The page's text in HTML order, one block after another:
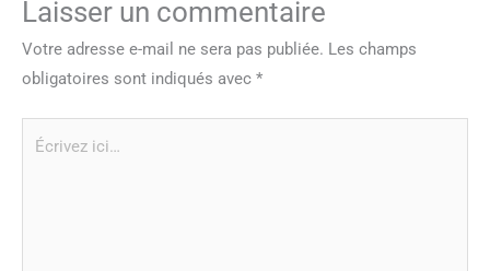
Laisser un commentaire
Votre adresse e-mail ne sera pas publiée. Les champs
obligatoires sont indiqués avec *